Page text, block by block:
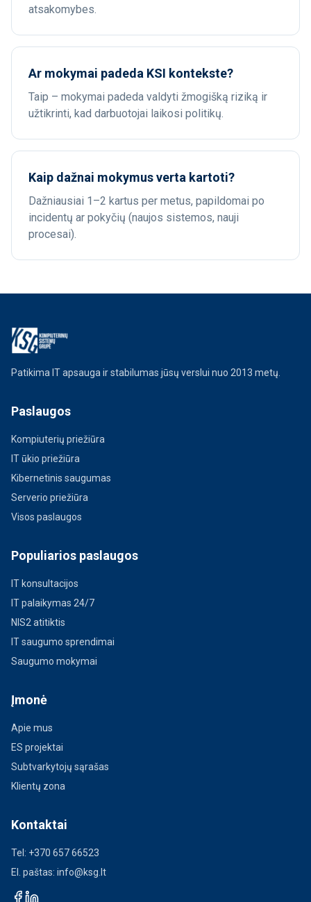
atsakomybes.
Ar mokymai padeda KSI kontekste?
Taip – mokymai padeda valdyti žmogišką riziką ir
užtikrinti, kad darbuotojai laikosi politikų.
Kaip dažnai mokymus verta kartoti?
Dažniausiai 1–2 kartus per metus, papildomai po
incidentų ar pokyčių (naujos sistemos, nauji
procesai).
Patikima IT apsauga ir stabilumas jūsų verslui nuo 2013 metų.
Paslaugos
Kompiuterių priežiūra
IT ūkio priežiūra
Kibernetinis saugumas
Serverio priežiūra
Visos paslaugos
Populiarios paslaugos
IT konsultacijos
IT palaikymas 24/7
NIS2 atitiktis
IT saugumo sprendimai
Saugumo mokymai
Įmonė
Apie mus
ES projektai
Subtvarkytojų sąrašas
Klientų zona
Kontaktai
Tel: +370 657 66523
El. paštas: info@ksg.lt